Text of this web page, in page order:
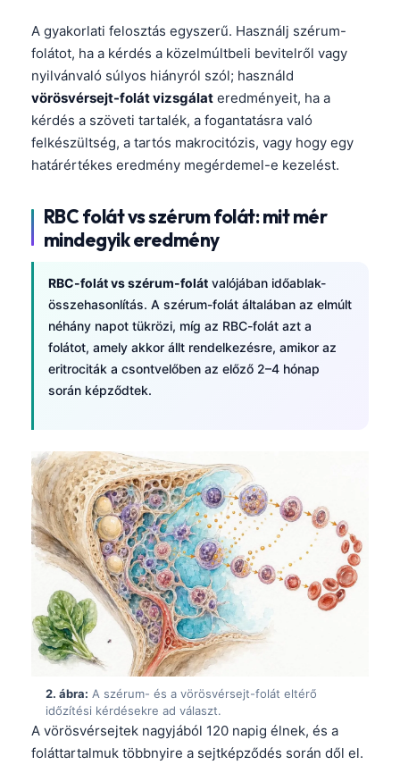
A gyakorlati felosztás egyszerű. Használj szérum-
folátot, ha a kérdés a közelmúltbeli bevitelről vagy
nyilvánvaló súlyos hiányról szól; használd
vörösvérsejt-folát vizsgálat eredményeit, ha a
kérdés a szöveti tartalék, a fogantatásra való
felkészültség, a tartós makrocitózis, vagy hogy egy
határértékes eredmény megérdemel-e kezelést.
RBC folát vs szérum folát: mit mér
mindegyik eredmény
RBC-folát vs szérum-folát valójában időablak-
összehasonlítás. A szérum-folát általában az elmúlt
néhány napot tükrözi, míg az RBC-folát azt a
folátot, amely akkor állt rendelkezésre, amikor az
eritrociták a csontvelőben az előző 2–4 hónap
során képződtek.
2. ábra: A szérum- és a vörösvérsejt-folát eltérő
időzítési kérdésekre ad választ.
A vörösvérsejtek nagyjából 120 napig élnek, és a
foláttartalmuk többnyire a sejtképződés során dől el.